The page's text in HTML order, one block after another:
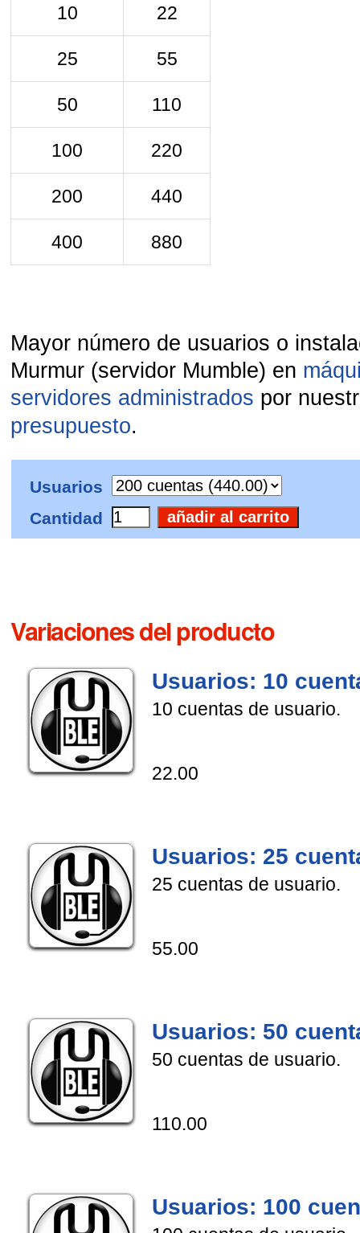
10 22
25 55
50 110
100 220
200 440
400 880
Mayor número de usuarios o
Murmur (servidor Mumble) en
servidores administrados por
presupuesto.
Usuarios
Cantidad
Variaciones del producto
Usuarios: 10
10 cuentas de usuario.
22.00
Usuarios: 25
25 cuentas de usuario.
55.00
Usuarios: 50
50 cuentas de usuario.
110.00
Usuarios: 100